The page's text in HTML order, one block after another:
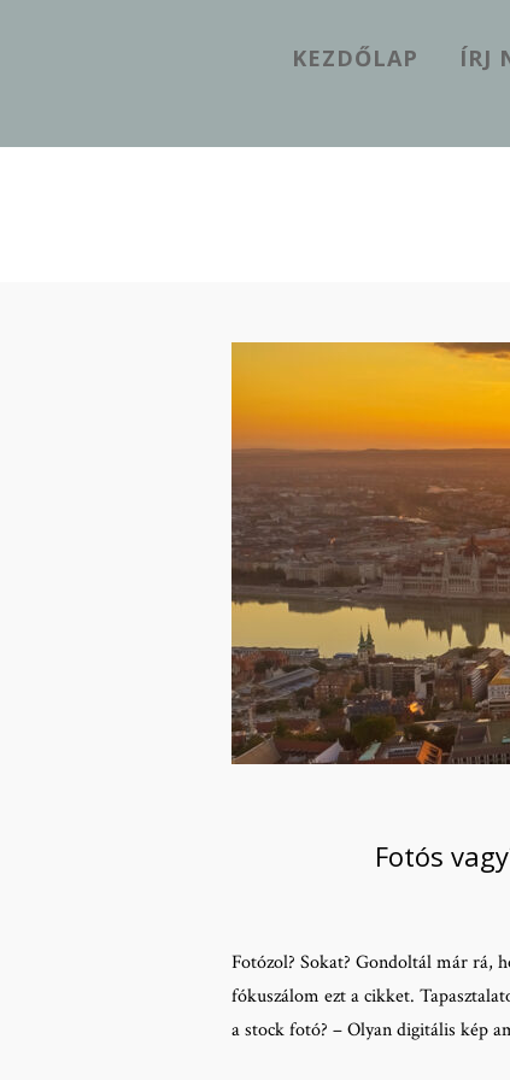
KEZDŐLAP ÍRJ
Fotós
Fotózol? Sokat? Gondoltál már rá,
fókuszálom ezt a cikket.
a stock fotó? – Olyan digitális kép